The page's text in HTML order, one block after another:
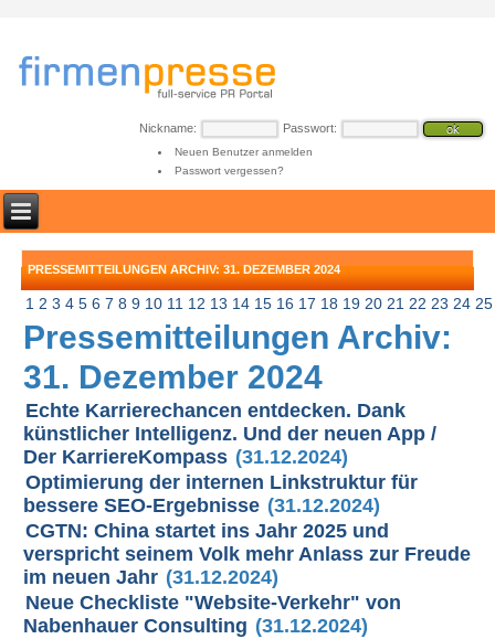
Nickname: Passwort:
Neuen Benutzer anmelden
Passwort vergessen?
PRESSEMITTEILUNGEN ARCHIV: 31. DEZEMBER 2024
1 2 3 4 5 6 7 8 9 10 11 12 13 14 15 16 17 18 19 20 21 22 23 24 25
Pressemitteilungen Archiv:
31. Dezember 2024
Echte Karrierechancen entdecken. Dank
künstlicher Intelligenz. Und der neuen App /
Der KarriereKompass (31.12.2024)
Optimierung der internen Linkstruktur für
bessere SEO-Ergebnisse (31.12.2024)
CGTN: China startet ins Jahr 2025 und
verspricht seinem Volk mehr Anlass zur Freude
im neuen Jahr (31.12.2024)
Neue Checkliste "Website-Verkehr" von
Nabenhauer Consulting (31.12.2024)